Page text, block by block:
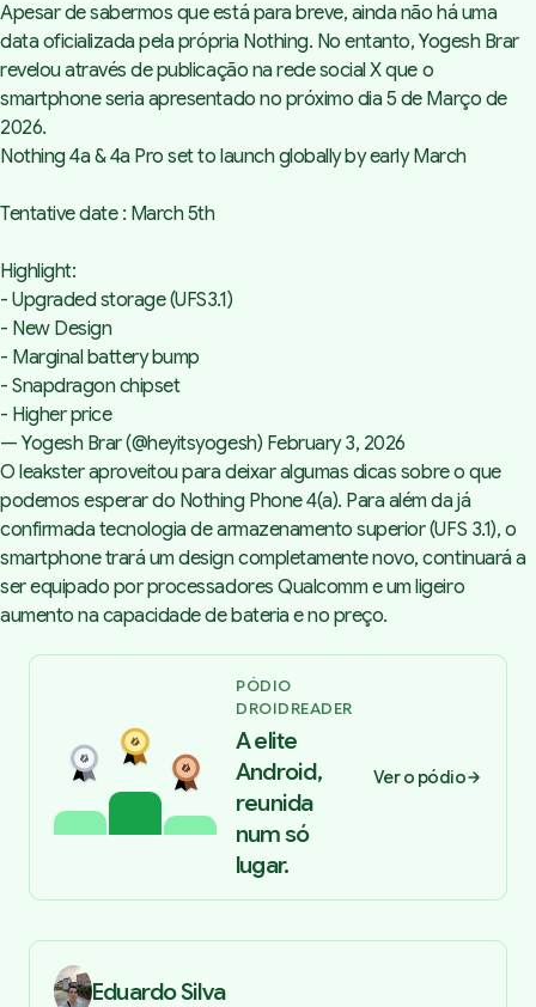
Apesar de sabermos que está para breve, ainda não há uma
data oficializada pela própria Nothing. No entanto,Yogesh Brar
revelou através de publicação na rede social X que o
smartphone seria apresentado no próximo dia 5 de Março de
2026.
Nothing 4a & 4a Pro set to launch globally by early March
Tentative date : March 5th
Highlight:
- Upgraded storage (UFS3.1)
- New Design
- Marginal battery bump
- Snapdragon chipset
- Higher price
— Yogesh Brar (@heyitsyogesh) February 3, 2026
Oleaksteraproveitou para deixar algumas dicas sobre o que
podemos esperar do Nothing Phone 4(a). Para além da já
confirmada tecnologia de armazenamento superior (UFS 3.1), o
smartphone trará um design completamente novo, continuará a
ser equipado por processadores Qualcomm e um ligeiro
aumento na capacidade de bateria e no preço.
PÓDIO
DROIDREADER
A elite
Android,
reunida
num só
lugar.
Ver o pódio
Eduardo Silva